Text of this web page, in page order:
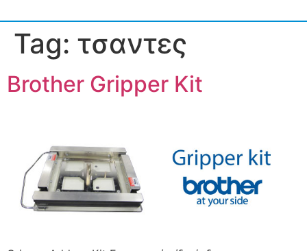
Tag: τσαντες
Brother Gripper Kit